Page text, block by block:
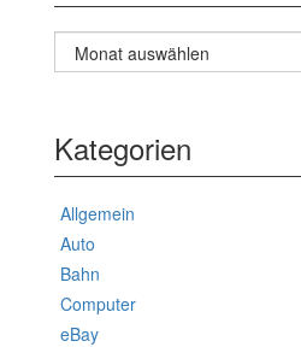
Archiv
Kategorien
Allgemein
Auto
Bahn
Computer
eBay